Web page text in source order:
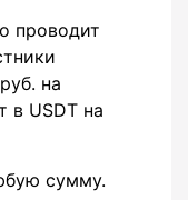
проводит
на
в USDT на
сумму.